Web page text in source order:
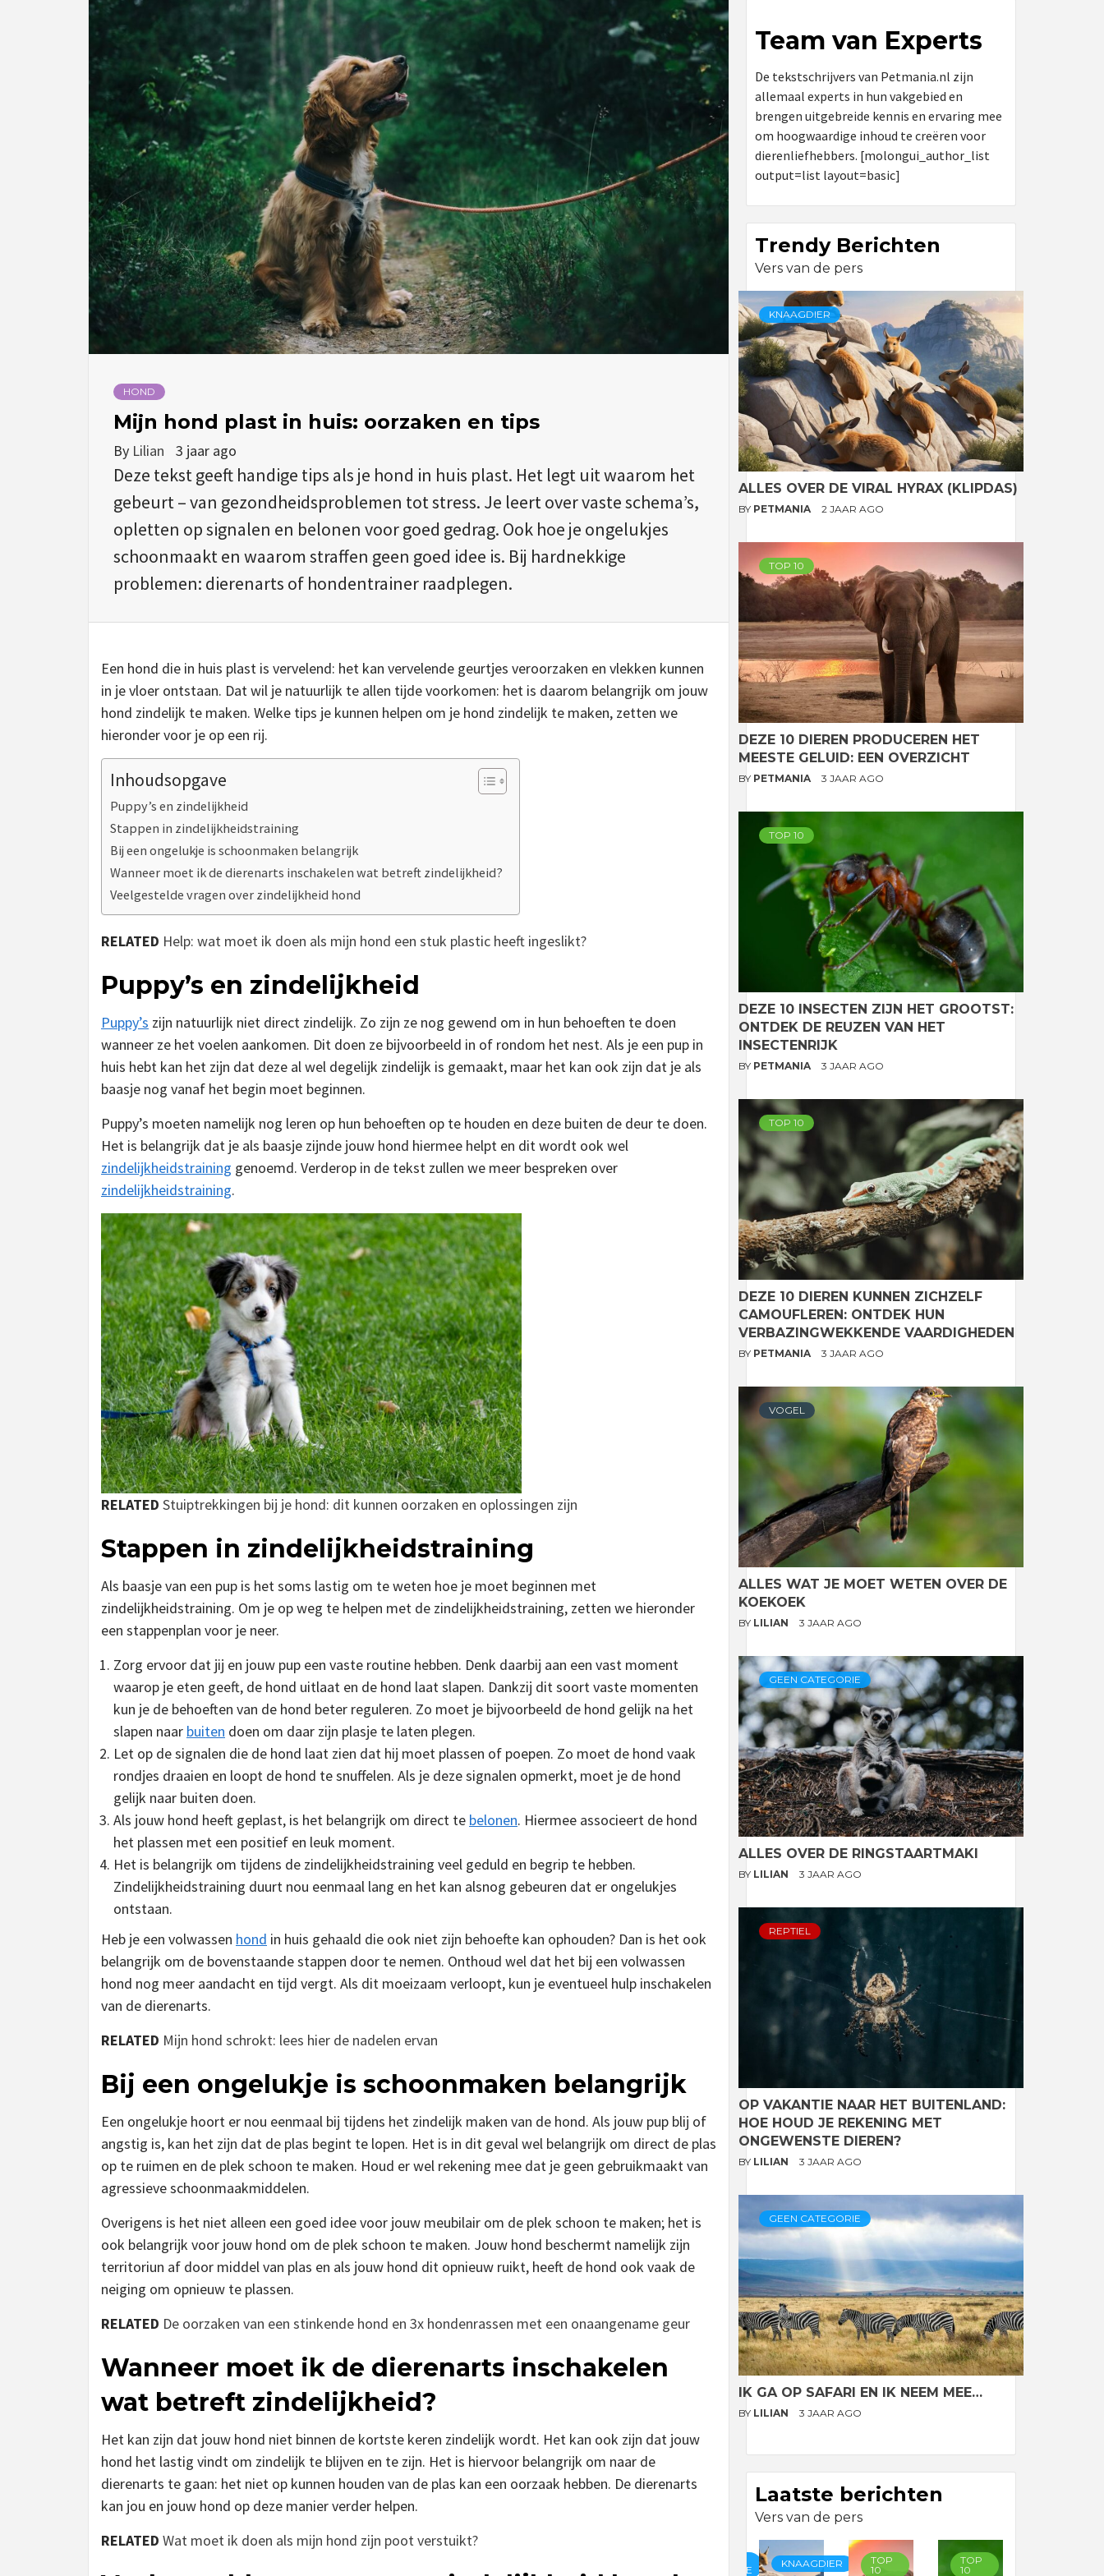
HOND
Mijn hond plast in huis: oorzaken en tips
By Lilian 3 jaar ago
Deze tekst geeft handige tips als je hond in huis plast. Het legt uit waarom het
gebeurt – van gezondheidsproblemen tot stress. Je leert over vaste schema’s,
opletten op signalen en belonen voor goed gedrag. Ook hoe je ongelukjes
schoonmaakt en waarom straffen geen goed idee is. Bij hardnekkige
problemen: dierenarts of hondentrainer raadplegen.
Een hond die in huis plast is vervelend: het kan vervelende geurtjes veroorzaken en vlekken kunnen
in je vloer ontstaan. Dat wil je natuurlijk te allen tijde voorkomen: het is daarom belangrijk om jouw
hond zindelijk te maken. Welke tips je kunnen helpen om je hond zindelijk te maken, zetten we
hieronder voor je op een rij.
Inhoudsopgave
Puppy’s en zindelijkheid
Stappen in zindelijkheidstraining
Bij een ongelukje is schoonmaken belangrijk
Wanneer moet ik de dierenarts inschakelen wat betreft zindelijkheid?
Veelgestelde vragen over zindelijkheid hond
RELATED Help: wat moet ik doen als mijn hond een stuk plastic heeft ingeslikt?
Puppy’s en zindelijkheid
Puppy’s zijn natuurlijk niet direct zindelijk. Zo zijn ze nog gewend om in hun behoeften te doen
wanneer ze het voelen aankomen. Dit doen ze bijvoorbeeld in of rondom het nest. Als je een pup in
huis hebt kan het zijn dat deze al wel degelijk zindelijk is gemaakt, maar het kan ook zijn dat je als
baasje nog vanaf het begin moet beginnen.
Puppy’s moeten namelijk nog leren op hun behoeften op te houden en deze buiten de deur te doen.
Het is belangrijk dat je als baasje zijnde jouw hond hiermee helpt en dit wordt ook wel
zindelijkheidstraining genoemd. Verderop in de tekst zullen we meer bespreken over
zindelijkheidstraining.
RELATED Stuiptrekkingen bij je hond: dit kunnen oorzaken en oplossingen zijn
Stappen in zindelijkheidstraining
Als baasje van een pup is het soms lastig om te weten hoe je moet beginnen met
zindelijkheidstraining. Om je op weg te helpen met de zindelijkheidstraining, zetten we hieronder
een stappenplan voor je neer.
Zorg ervoor dat jij en jouw pup een vaste routine hebben. Denk daarbij aan een vast moment
waarop je eten geeft, de hond uitlaat en de hond laat slapen. Dankzij dit soort vaste momenten
kun je de behoeften van de hond beter reguleren. Zo moet je bijvoorbeeld de hond gelijk na het
slapen naar buiten doen om daar zijn plasje te laten plegen.
Let op de signalen die de hond laat zien dat hij moet plassen of poepen. Zo moet de hond vaak
rondjes draaien en loopt de hond te snuffelen. Als je deze signalen opmerkt, moet je de hond
gelijk naar buiten doen.
Als jouw hond heeft geplast, is het belangrijk om direct te belonen. Hiermee associeert de hond
het plassen met een positief en leuk moment.
Het is belangrijk om tijdens de zindelijkheidstraining veel geduld en begrip te hebben.
Zindelijkheidstraining duurt nou eenmaal lang en het kan alsnog gebeuren dat er ongelukjes
ontstaan.
Heb je een volwassen hond in huis gehaald die ook niet zijn behoefte kan ophouden? Dan is het ook
belangrijk om de bovenstaande stappen door te nemen. Onthoud wel dat het bij een volwassen
hond nog meer aandacht en tijd vergt. Als dit moeizaam verloopt, kun je eventueel hulp inschakelen
van de dierenarts.
RELATED Mijn hond schrokt: lees hier de nadelen ervan
Bij een ongelukje is schoonmaken belangrijk
Een ongelukje hoort er nou eenmaal bij tijdens het zindelijk maken van de hond. Als jouw pup blij of
angstig is, kan het zijn dat de plas begint te lopen. Het is in dit geval wel belangrijk om direct de plas
op te ruimen en de plek schoon te maken. Houd er wel rekening mee dat je geen gebruikmaakt van
agressieve schoonmaakmiddelen.
Overigens is het niet alleen een goed idee voor jouw meubilair om de plek schoon te maken; het is
ook belangrijk voor jouw hond om de plek schoon te maken. Jouw hond beschermt namelijk zijn
territoriun af door middel van plas en als jouw hond dit opnieuw ruikt, heeft de hond ook vaak de
neiging om opnieuw te plassen.
RELATED De oorzaken van een stinkende hond en 3x hondenrassen met een onaangename geur
Wanneer moet ik de dierenarts inschakelen
wat betreft zindelijkheid?
Het kan zijn dat jouw hond niet binnen de kortste keren zindelijk wordt. Het kan ook zijn dat jouw
hond het lastig vindt om zindelijk te blijven en te zijn. Het is hiervoor belangrijk om naar de
dierenarts te gaan: het niet op kunnen houden van de plas kan een oorzaak hebben. De dierenarts
kan jou en jouw hond op deze manier verder helpen.
RELATED Wat moet ik doen als mijn hond zijn poot verstuikt?
Team van Experts
De tekstschrijvers van Petmania.nl zijn
allemaal experts in hun vakgebied en
brengen uitgebreide kennis en ervaring mee
om hoogwaardige inhoud te creëren voor
dierenliefhebbers. [molongui_author_list
output=list layout=basic]
Trendy Berichten
Vers van de pers
KNAAGDIER
ALLES OVER DE VIRAL HYRAX (KLIPDAS)
BY PETMANIA 2 JAAR AGO
TOP 10
DEZE 10 DIEREN PRODUCEREN HET
MEESTE GELUID: EEN OVERZICHT
BY PETMANIA 3 JAAR AGO
TOP 10
DEZE 10 INSECTEN ZIJN HET GROOTST:
ONTDEK DE REUZEN VAN HET
INSECTENRIJK
BY PETMANIA 3 JAAR AGO
TOP 10
DEZE 10 DIEREN KUNNEN ZICHZELF
CAMOUFLEREN: ONTDEK HUN
VERBAZINGWEKKENDE VAARDIGHEDEN
BY PETMANIA 3 JAAR AGO
VOGEL
ALLES WAT JE MOET WETEN OVER DE
KOEKOEK
BY LILIAN 3 JAAR AGO
GEEN CATEGORIE
ALLES OVER DE RINGSTAARTMAKI
BY LILIAN 3 JAAR AGO
REPTIEL
OP VAKANTIE NAAR HET BUITENLAND:
HOE HOUD JE REKENING MET
ONGEWENSTE DIEREN?
BY LILIAN 3 JAAR AGO
GEEN CATEGORIE
IK GA OP SAFARI EN IK NEEM MEE…
BY LILIAN 3 JAAR AGO
Laatste berichten
Vers van de pers
CATEGORIE
CATEGORIE
KNAAGDIER
TOP
10
TOP
10